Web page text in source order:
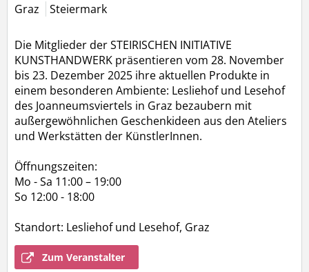
Graz
Steiermark
Die Mitglieder der STEIRISCHEN INITIATIVE
KUNSTHANDWERK präsentieren vom 28. November
bis 23. Dezember 2025 ihre aktuellen Produkte in
einem besonderen Ambiente: Lesliehof und Lesehof
des Joanneumsviertels in Graz bezaubern mit
außergewöhnlichen Geschenkideen aus den Ateliers
und Werkstätten der KünstlerInnen.
Öffnungszeiten:
Mo - Sa 11:00 – 19:00
So 12:00 - 18:00
Standort: Lesliehof und Lesehof, Graz
Zum Veranstalter